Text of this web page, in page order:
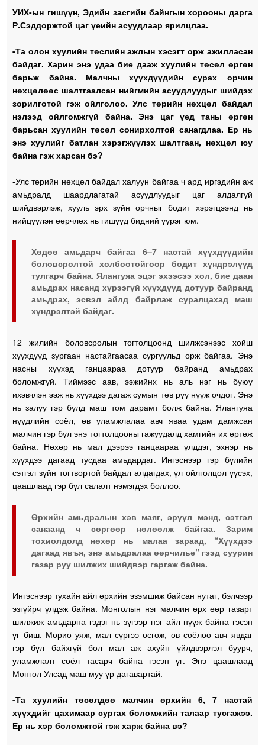
УИХ-ын гишүүн, Эдийн засгийн байнгын хорооны дарга
Р.Сэддоржтой цаг үеийн асуудлаар ярилцлаа.
-Та олон хуулийн төслийн ажлын хэсэгт орж ажилласан
байдаг. Харин энэ удаа бие дааж хуулийн төсөл өргөн
барьж байна. Малчны хүүхдүүдийн сурах орчин
нөхцөлөөс шалтгаалсан нийгмийн асуудлуудыг шийдэх
зорилготой гэж ойлголоо. Улс төрийн нөхцөл байдал
нэлээд ойлгомжгүй байна. Энэ цаг үед таны өргөн
барьсан хуулийн төсөл сонирхолтой санагдлаа. Ер нь
энэ хуулийг батлан хэрэгжүүлэх шалтгаан, нөхцөл юу
байна гэж харсан бэ?
-Улс төрийн нөхцөл байдал халуун байгаа ч ард иргэдийн аж
амьдралд шаардлагатай асуудлуудыг цаг алдалгүй
шийдвэрлэж, хууль эрх зүйн орчныг бодит хэрэгцээнд нь
нийцүүлэн өөрчлөх нь гишүүд бидний үүрэг юм.
Хөдөө амьдарч байгаа 6–7 настай хүүхдүүдийн
боловсролтой холбоотойгоор бодит хүндрэлүүд
тулгарч байна. Ялангуяа эцэг эхээсээ хол, бие даан
амьдрах насанд хүрээгүй хүүхдүүд дотуур байранд
амьдрах, эсвэл айлд байрлаж суралцахад маш
хүндрэлтэй байдаг.
12 жилийн боловсролын тогтолцоонд шилжсэнээс хойш
хүүхдүүд зургаан настайгаасаа сургуульд орж байгаа. Энэ
насны хүүхэд ганцаараа дотуур байранд амьдрах
боломжгүй. Тиймээс аав, ээжийнх нь аль нэг нь буюу
ихэвчлэн ээж нь хүүхдээ дагаж сумын төв рүү нүүж очдог. Энэ
нь залуу гэр бүлд маш том дарамт болж байна. Ялангуяа
нүүдлийн соёл, өв уламжлалаа авч яваа удам дамжсан
малчин гэр бүл энэ тогтолцооны гажуудалд хамгийн их өртөж
байна. Нөхөр нь мал дээрээ ганцаараа үлддэг, эхнэр нь
хүүхдээ дагаад тусдаа амьдардаг. Ингэснээр гэр бүлийн
сэтгэл зүйн тогтвортой байдал алдагдах, үл ойлголцол үүсэх,
цаашлаад гэр бүл салалт нэмэгдэх боллоо.
Өрхийн амьдралын хэв маяг, эрүүл мэнд, сэтгэл
санаанд ч сөргөөр нөлөөлж байгаа. Зарим
тохиолдолд нөхөр нь малаа зараад, “Хүүхдээ
дагаад явъя, энэ амьдралаа өөрчилье” гээд суурин
газар руу шилжих шийдвэр гаргаж байна.
Ингэснээр тухайн айл өрхийн эзэмшиж байсан нутаг, бэлчээр
эзгүйрч үлдэж байна. Монголын нэг малчин өрх өөр газарт
шилжиж амьдарна гэдэг нь зүгээр нэг айл нүүж байна гэсэн
үг биш. Морио уяж, мал сүргээ өсгөж, өв соёлоо авч явдаг
гэр бүл байхгүй бол мал аж ахуйн үйлдвэрлэл буурч,
уламжлалт соёл тасарч байна гэсэн үг. Энэ цаашлаад
Монгол Улсад маш муу үр дагавартай.
-Та хуулийн төсөлдөө малчин өрхийн 6, 7 настай
хүүхдийг цахимаар сургах боломжийн талаар тусгажээ.
Ер нь хэр боломжтой гэж харж байна вэ?